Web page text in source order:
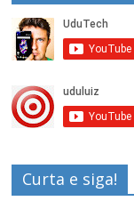
Curta e siga!